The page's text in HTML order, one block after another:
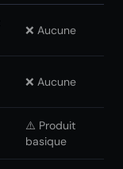
❌ Aucune
❌ Aucune
⚠️ Produit
basique